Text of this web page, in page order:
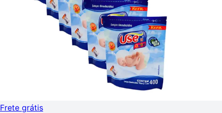
Frete grátis